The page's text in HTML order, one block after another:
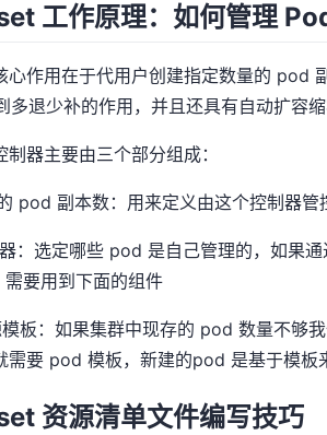
工作原理：如何管理
心作用在于代用户创建指定数量的 pod
多退少补的作用，并且还具有自动扩容缩
器主要由三个部分组成：
pod 副本数：用来定义由这个控制器
：选定哪些 pod 是自己管理的，如果
要用到下面的组件
板：如果集群中现存的 pod 数量不够
需要 pod 模板，新建的pod 是基于模板
资源清单文件编写技巧